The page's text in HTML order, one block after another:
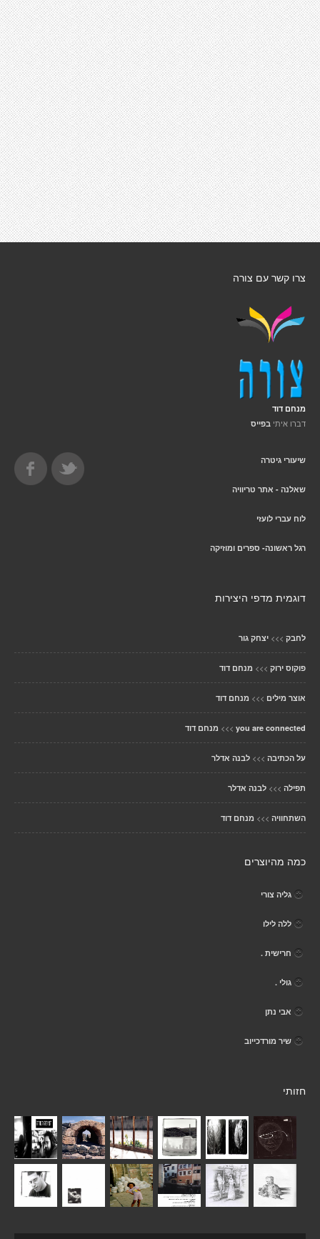
צרו קשר עם צורה
מנחם דוד
דברו איתי בפייס
שיעורי גיטרה
שאלנה - אתר טריוויה
לוח עברי לועזי
רגל ראשונה- ספרים ומוזיקה
דוגמית מדפי היצירות
לחבק >>> יצחק גור
פוקוס ירוק >>> מנחם דוד
אוצר מילים >>> מנחם דוד
you are connected
>>> מנחם דוד
על הכתיבה >>> לבנה אדלר
תפילה >>> לבנה אדלר
השתחוויה >>> מנחם דוד
כמה מהיוצרים
גליה צורי
ללה לילו
חרישית .
גולי .
אבי נתן
שיר מורדכייוב
חזותי